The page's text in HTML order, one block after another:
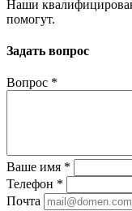
Наши
помогут.
Задать вопрос
Вопрос *
Ваше имя *
Телефон *
Почта